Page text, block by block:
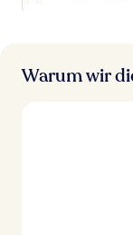
Warum wir